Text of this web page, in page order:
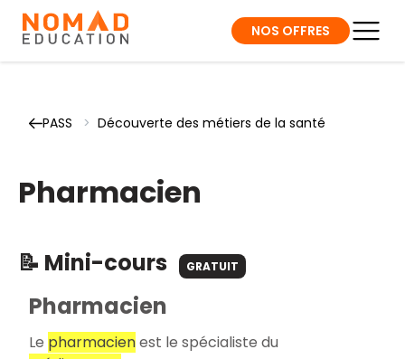
NOS OFFRES
PASS > Découverte des métiers de la santé
Pharmacien
📝 Mini-cours GRATUIT
Pharmacien
Le pharmacienest le spécialiste du